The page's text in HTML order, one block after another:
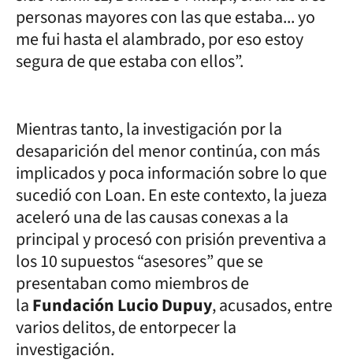
personas mayores con las que estaba... yo
me fui hasta el alambrado, por eso estoy
segura de que estaba con ellos”.
Mientras tanto, la investigación por la
desaparición del menor continúa, con más
implicados y poca información sobre lo que
sucedió con Loan. En este contexto, la jueza
aceleró una de las causas conexas a la
principal y procesó con prisión preventiva a
los 10 supuestos “asesores” que se
presentaban como miembros de
laFundación Lucio Dupuy, acusados, entre
varios delitos, de entorpecer la
investigación.